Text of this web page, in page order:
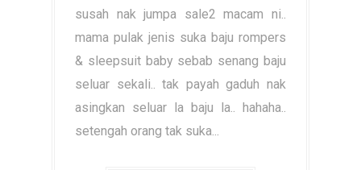
susah nak jumpa sale2 macam ni..
mama pulak jenis suka baju rompers
& sleepsuit baby sebab senang baju
seluar sekali.. tak payah gaduh nak
asingkan seluar la baju la.. hahaha..
setengah orang tak suka...